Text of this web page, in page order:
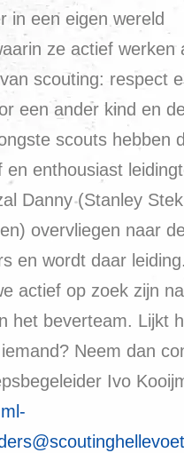
in een eigen wereld
ze actief werken
scouting: respect
een ander kind en
scouts hebben
en enthousiast
Danny (Stanley
overvliegen naar
en wordt daar
actief op zoek zijn
het beverteam. Lijkt
Neem dan
Ivo
ml-